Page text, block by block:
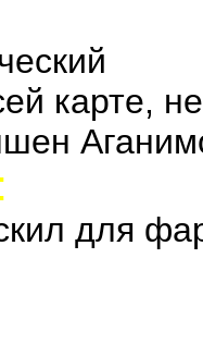
карте,
для